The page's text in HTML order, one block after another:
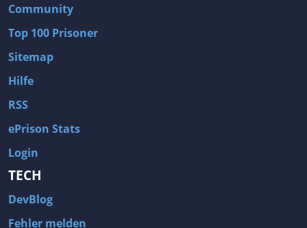
Community
Top 100 Prisoner
Sitemap
Hilfe
RSS
ePrison Stats
Login
TECH
DevBlog
Fehler melden